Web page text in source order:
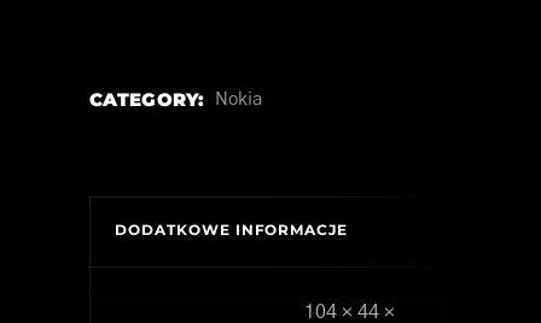
CATEGORY: Nokia
DODATKOWE INFORMACJE
104 × 44 ×